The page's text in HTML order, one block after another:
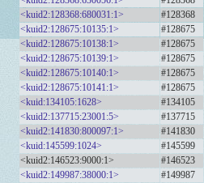
<kuid2:128368:680031:1>
#128368
<kuid2:128675:10135:1>
#128675
<kuid2:128675:10138:1>
#128675
<kuid2:128675:10139:1>
#128675
<kuid2:128675:10140:1>
#128675
<kuid2:128675:10141:1>
#128675
<kuid:134105:1628>
#134105
<kuid2:137715:23001:5>
#137715
<kuid2:141830:800097:1>
#141830
<kuid:145599:1024>
#145599
<kuid2:146523:9000:1>
#146523
<kuid2:149987:38000:1>
#149987